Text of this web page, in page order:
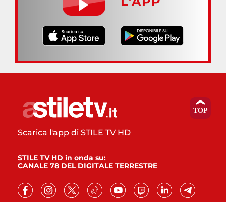
Scarica l'app di STILE TV HD
STILE TV HD in onda su:
CANALE 78 DEL DIGITALE TERRESTRE